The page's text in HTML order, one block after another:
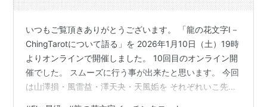
いつもご覧頂きありがとうございます。 「龍の花文字I－
ChingTarotについて語る」を 2026年1月10日（土）19時
よりオンラインで開催しました。 10回目のオンライン開
催でした。 スムーズに行う事が出来たと思います。 今回
は山澤損・風雷益・澤天夬・天風姤を それぞれいこ先生